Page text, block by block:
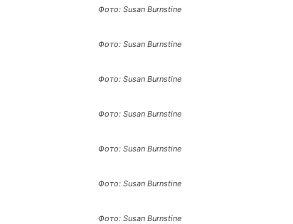
Фото: Susan Burnstine
Фото: Susan Burnstine
Фото: Susan Burnstine
Фото: Susan Burnstine
Фото: Susan Burnstine
Фото: Susan Burnstine
Фото: Susan Burnstine